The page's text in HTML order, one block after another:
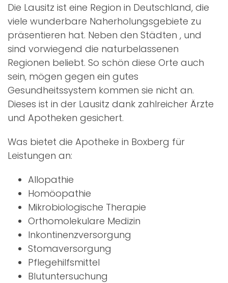
Die Lausitz ist eine Region in Deutschland, die
viele wunderbare Naherholungsgebiete zu
präsentieren hat. Neben den Städten , und
sind vorwiegend die naturbelassenen
Regionen beliebt. So schön diese Orte auch
sein, mögen gegen ein gutes
Gesundheitssystem kommen sie nicht an.
Dieses ist in der Lausitz dank zahlreicher Ärzte
und Apotheken gesichert.
Was bietet die Apotheke in Boxberg für
Leistungen an:
Allopathie
Homöopathie
Mikrobiologische Therapie
Orthomolekulare Medizin
Inkontinenzversorgung
Stomaversorgung
Pflegehilfsmittel
Blutuntersuchung